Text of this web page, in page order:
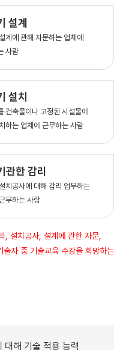
설계
계에 관해 자문하는 업체에
사람
설치
건축물이나 고정된 시설물에
하는 업체에 근무하는 사람
관한 감리
치공사에 대해 감리 업무하는
무하는 사람
, 설치공사, 설계에 관한 자문,
자 중 기술교육 수강을 희망하는
대해 기술 적용 능력